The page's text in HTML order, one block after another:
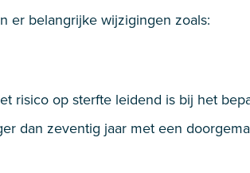
er belangrijke wijzigingen zoals:
risico op sterfte leidend is bij het
dan zeventig jaar met een